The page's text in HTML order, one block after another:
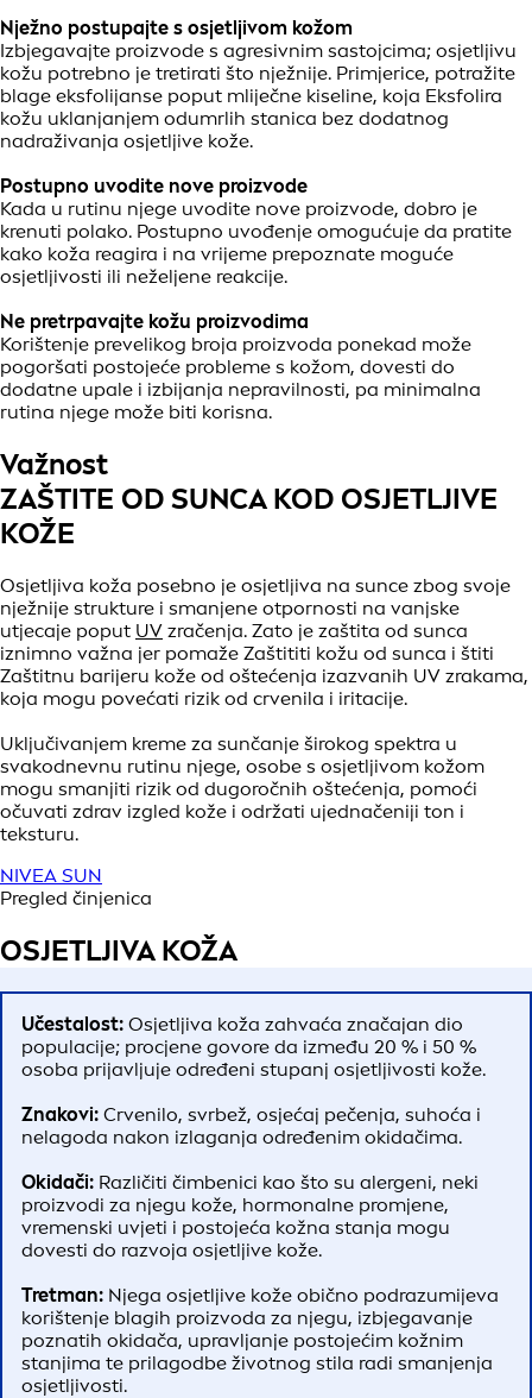
Nježno postupajte s osjetljivom kožom
Izbjegavajte proizvode s agresivnim sastojcima; osjetljivu
kožu potrebno je tretirati što nježnije. Primjerice, potražite
blage eksfolijanse poput mliječne kiseline, koja Eksfolira
kožu uklanjanjem odumrlih stanica bez dodatnog
nadraživanja osjetljive kože.
Postupno uvodite nove proizvode
Kada u rutinu njege uvodite nove proizvode, dobro je
krenuti polako. Postupno uvođenje omogućuje da pratite
kako koža reagira i na vrijeme prepoznate moguće
osjetljivosti ili neželjene reakcije.
Ne pretrpavajte kožu proizvodima
Korištenje prevelikog broja proizvoda ponekad može
pogoršati postojeće probleme s kožom, dovesti do
dodatne upale i izbijanja nepravilnosti, pa minimalna
rutina njege može biti korisna.
Važnost
ZAŠTITE OD SUNCA KOD OSJETLJIVE
KOŽE
Osjetljiva koža posebno je osjetljiva na sunce zbog svoje
nježnije strukture i smanjene otpornosti na vanjske
utjecaje poput UV zračenja. Zato je zaštita od sunca
iznimno važna jer pomaže Zaštititi kožu od sunca i štiti
Zaštitnu barijeru kože od oštećenja izazvanih UV zrakama,
koja mogu povećati rizik od crvenila i iritacije.
Uključivanjem kreme za sunčanje širokog spektra u
svakodnevnu rutinu njege, osobe s osjetljivom kožom
mogu smanjiti rizik od dugoročnih oštećenja, pomoći
očuvati zdrav izgled kože i održati ujednačeniji ton i
teksturu.
NIVEA SUN
Pregled činjenica
OSJETLJIVA KOŽA
Učestalost: Osjetljiva koža zahvaća značajan dio
populacije; procjene govore da između 20 % i 50 %
osoba prijavljuje određeni stupanj osjetljivosti kože.
Znakovi: Crvenilo, svrbež, osjećaj pečenja, suhoća i
nelagoda nakon izlaganja određenim okidačima.
Okidači: Različiti čimbenici kao što su alergeni, neki
proizvodi za njegu kože, hormonalne promjene,
vremenski uvjeti i postojeća kožna stanja mogu
dovesti do razvoja osjetljive kože.
Tretman: Njega osjetljive kože obično podrazumijeva
korištenje blagih proizvoda za njegu, izbjegavanje
poznatih okidača, upravljanje postojećim kožnim
stanjima te prilagodbe životnog stila radi smanjenja
osjetljivosti.